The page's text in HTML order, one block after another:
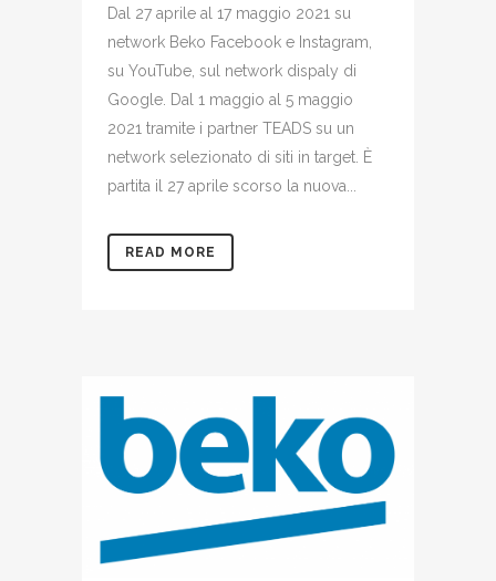
Dal 27 aprile al 17 maggio 2021 su
network Beko Facebook e Instagram,
su YouTube, sul network dispaly di
Google. Dal 1 maggio al 5 maggio
2021 tramite i partner TEADS su un
network selezionato di siti in target. È
partita il 27 aprile scorso la nuova...
READ MORE